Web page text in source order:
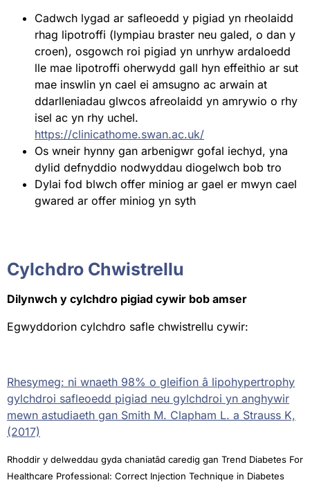
Cadwch lygad ar safleoedd y pigiad yn rheolaidd
rhag lipotroffi (lympiau braster neu galed, o dan y
croen), osgowch roi pigiad yn unrhyw ardaloedd
lle mae lipotroffi oherwydd gall hyn effeithio ar sut
mae inswlin yn cael ei amsugno ac arwain at
ddarlleniadau glwcos afreolaidd yn amrywio o rhy
isel ac yn rhy uchel.
https://clinicathome.swan.ac.uk/
Os wneir hynny gan arbenigwr gofal iechyd, yna
dylid defnyddio nodwyddau diogelwch bob tro
Dylai fod blwch offer miniog ar gael er mwyn cael
gwared ar offer miniog yn syth
Cylchdro Chwistrellu
Dilynwch y cylchdro pigiad cywir bob amser
Egwyddorion cylchdro safle chwistrellu cywir:
Rhesymeg: ni wnaeth 98% o gleifion â lipohypertrophy
gylchdroi safleoedd pigiad neu gylchdroi yn anghywir
mewn astudiaeth gan Smith M. Clapham L. a Strauss K,
(2017)
Rhoddir y delweddau gyda chaniatâd caredig gan Trend Diabetes For
Healthcare Professional: Correct Injection Technique in Diabetes